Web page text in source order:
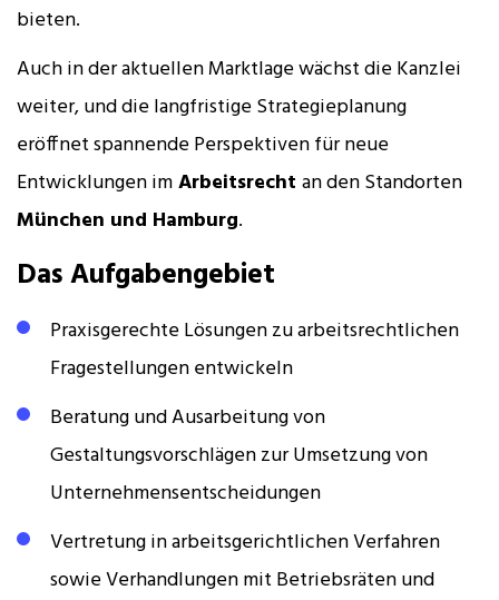
bieten.
Auch in der aktuellen Marktlage wächst die Kanzlei
weiter, und die langfristige Strategieplanung
eröffnet spannende Perspektiven für neue
Entwicklungen imArbeitsrecht an den Standorten
München und Hamburg.
Das Aufgabengebiet
Praxisgerechte Lösungen zu arbeitsrechtlichen
Fragestellungen entwickeln
Beratung und Ausarbeitung von
Gestaltungsvorschlägen zur Umsetzung von
Unternehmensentscheidungen
Vertretung in arbeitsgerichtlichen Verfahren
sowie Verhandlungen mit Betriebsräten und